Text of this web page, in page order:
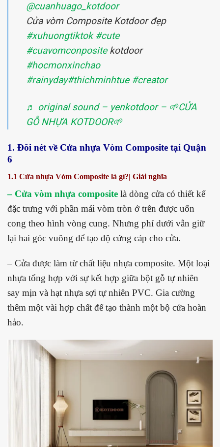
@cuanhuago_kotdoor
Cửa vòm Composite Kotdoor đẹp
#xuhuongtiktok #cute
#cuavomconpositekotdoor
#hocmonxinchao
#rainyday#thichminhtue #creator
♬ original sound – yenkotdoor – 🌱CỬA
GỖ NHỰA KOTDOOR🌱
1. Đôi nét về Cửa nhựa Vòm Composite tại Quận
6
1.1 Cửa nhựa Vòm Composite là gì?| Giải nghĩa
– Cửa vòm nhựa composite là dòng cửa có thiết kế
đặc trưng với phần mái vòm tròn ở trên được uốn
cong theo hình vòng cung. Nhưng phí dưới vẫn giữ
lại hai góc vuông để tạo độ cứng cáp cho cửa.
– Cửa được làm từ chất liệu nhựa composite. Một loại
nhựa tổng hợp với sự kết hợp giữa bột gỗ tự nhiên
say mịn và hạt nhựa sợi tự nhiên PVC. Gia cường
thêm một vài hợp chất để tạo thành một bộ cửa hoàn
hảo.